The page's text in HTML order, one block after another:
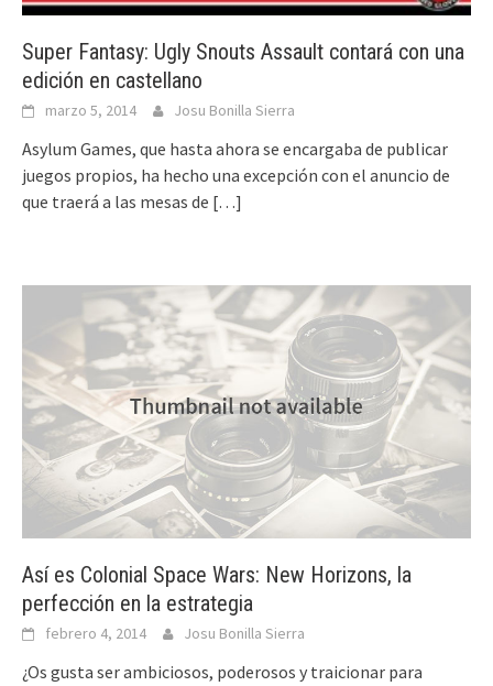
Super Fantasy: Ugly Snouts Assault contará con una
edición en castellano
marzo 5, 2014 Josu Bonilla Sierra
Asylum Games, que hasta ahora se encargaba de publicar
juegos propios, ha hecho una excepción con el anuncio de
que traerá a las mesas de […]
Así es Colonial Space Wars: New Horizons, la
perfección en la estrategia
febrero 4, 2014 Josu Bonilla Sierra
¿Os gusta ser ambiciosos, poderosos y traicionar para